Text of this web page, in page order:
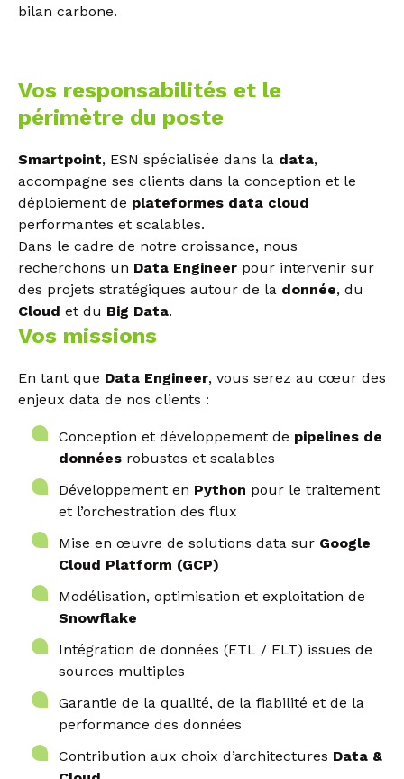
bilan carbone.
Vos responsabilités et le
périmètre du poste
Smartpoint, ESN spécialisée dans la data,
accompagne ses clients dans la conception et le
déploiement de plateformes data cloud
performantes et scalables.
Dans le cadre de notre croissance, nous
recherchons un Data Engineer pour intervenir sur
des projets stratégiques autour de la donnée, du
Cloud et du Big Data.
Vos missions
En tant que Data Engineer, vous serez au cœur des
enjeux data de nos clients :
Conception et développement de pipelines de
données robustes et scalables
Développement en Python pour le traitement
et l’orchestration des flux
Mise en œuvre de solutions data sur Google
Cloud Platform (GCP)
Modélisation, optimisation et exploitation de
Snowflake
Intégration de données (ETL / ELT) issues de
sources multiples
Garantie de la qualité, de la fiabilité et de la
performance des données
Contribution aux choix d’architectures Data &